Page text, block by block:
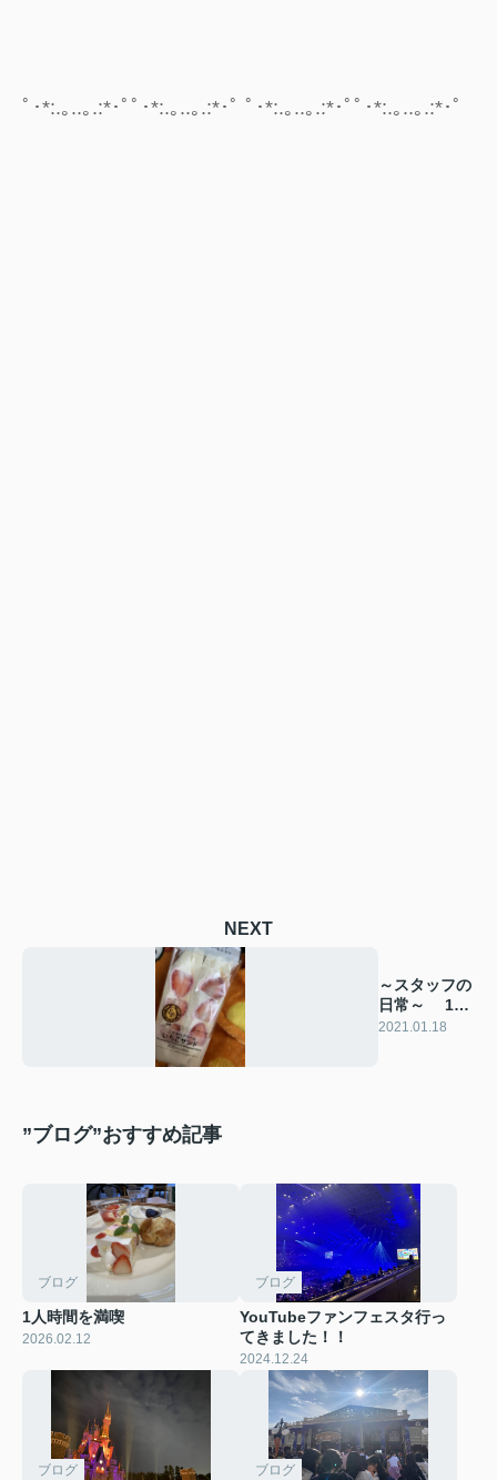
ﾟ･*:.｡..｡.:*･ﾟﾟ･*:.｡..｡.:*･ﾟ ﾟ･*:.｡..｡.:*･ﾟﾟ･*:.｡..｡.:*･ﾟ
NEXT
～スタッフの
日常～ 15
な季節
2021.01.18
”ブログ”おすすめ記事
ブログ
1人時間を満喫
2026.02.12
ブログ
YouTubeファンフェスタ行っ
てきました！！
2024.12.24
ブログ ブログ